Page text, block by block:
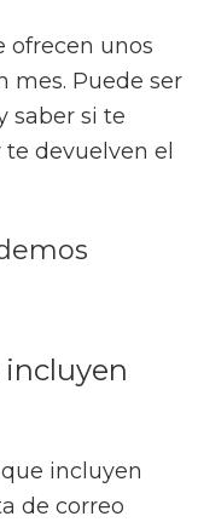
ofrecen unos
mes. Puede ser
saber si te
devuelven el
incluyen
de correo